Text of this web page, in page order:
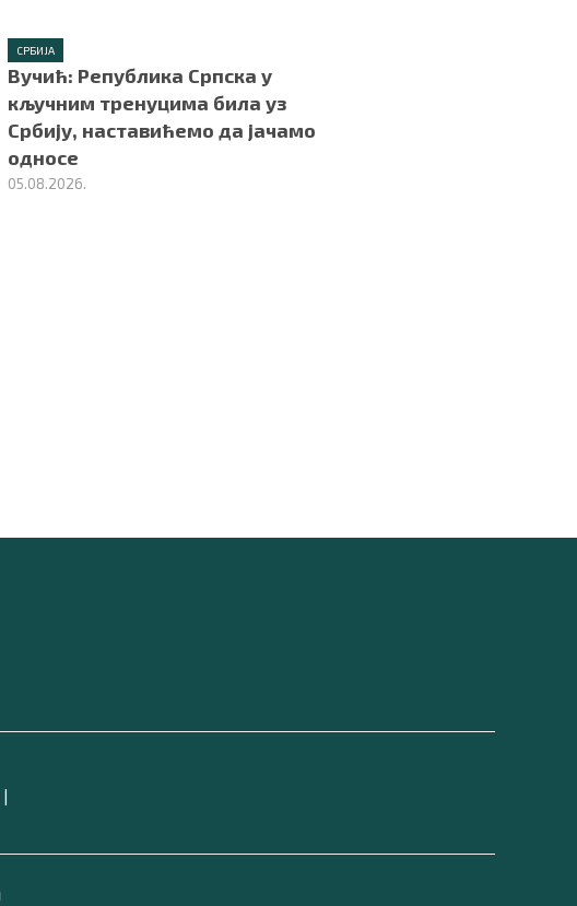
СРБИЈА
Вучић: Република Српска у
кључним тренуцима била уз
Србију, наставићемо да јачамо
односе
05.08.2026.
|